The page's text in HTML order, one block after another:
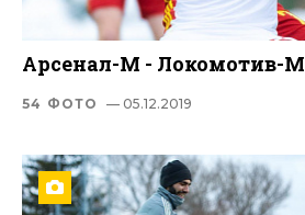
Арсенал-М - Локомотив-М
54 ФОТО — 05.12.2019